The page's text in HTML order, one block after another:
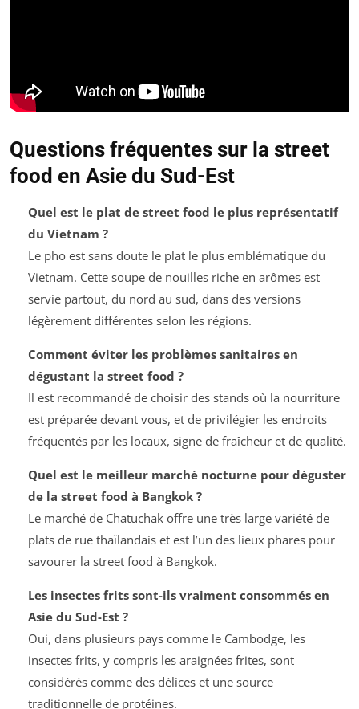
Questions fréquentes sur la street
food en Asie du Sud-Est
Quel est le plat de street food le plus représentatif
du Vietnam ?
Le pho est sans doute le plat le plus emblématique du
Vietnam. Cette soupe de nouilles riche en arômes est
servie partout, du nord au sud, dans des versions
légèrement différentes selon les régions.
Comment éviter les problèmes sanitaires en
dégustant la street food ?
Il est recommandé de choisir des stands où la nourriture
est préparée devant vous, et de privilégier les endroits
fréquentés par les locaux, signe de fraîcheur et de qualité.
Quel est le meilleur marché nocturne pour déguster
de la street food à Bangkok ?
Le marché de Chatuchak offre une très large variété de
plats de rue thaïlandais et est l’un des lieux phares pour
savourer la street food à Bangkok.
Les insectes frits sont-ils vraiment consommés en
Asie du Sud-Est ?
Oui, dans plusieurs pays comme le Cambodge, les
insectes frits, y compris les araignées frites, sont
considérés comme des délices et une source
traditionnelle de protéines.